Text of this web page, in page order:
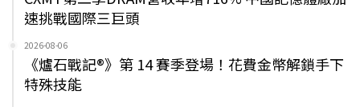
速挑戰國際三巨頭
2026-08-06
《爐石戰記®》第 14 賽季登場！花費金幣解鎖手下
特殊技能